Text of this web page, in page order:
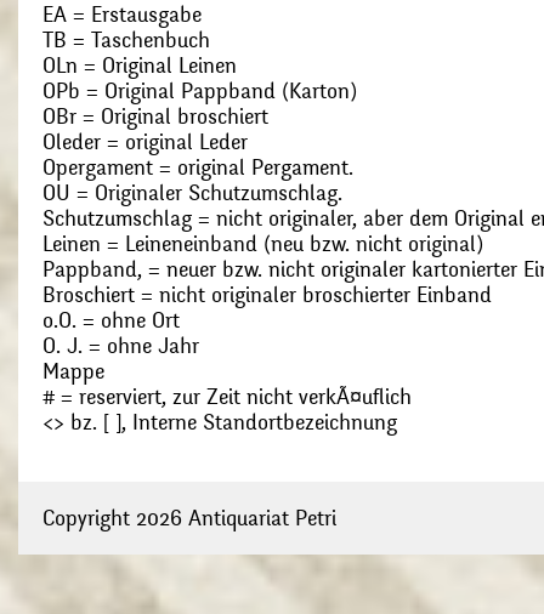
EA = Erstausgabe
TB = Taschenbuch
OLn = Original Leinen
OPb = Original Pappband (Karton)
OBr = Original broschiert
Oleder = original Leder
Opergament = original Pergament.
OU = Originaler Schutzumschlag.
Schutzumschlag = nicht originaler, aber dem Original
Leinen = Leineneinband (neu bzw. nicht original)
Pappband, = neuer bzw. nicht originaler kartonierter
Broschiert = nicht originaler broschierter Einband
o.O. = ohne Ort
O. J. = ohne Jahr
Mappe
# = reserviert, zur Zeit nicht verkÃ¤uflich
<> bz. [ ], Interne Standortbezeichnung
Copyright 2026 Antiquariat Petri